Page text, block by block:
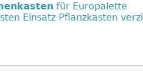
für Europalette
Einsatz Pflanzkasten